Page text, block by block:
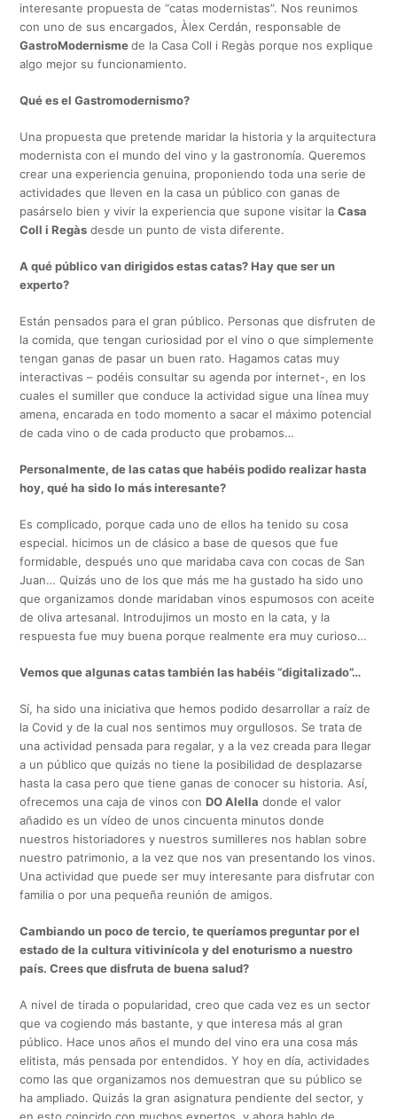
interesante propuesta de “catas modernistas”. Nos reunimos
con uno de sus encargados, Àlex Cerdán, responsable de
GastroModernismede la Casa Coll i Regàs porque nos explique
algo mejor su funcionamiento.
Qué es el Gastromodernismo?
Una propuesta que pretende maridar la historia y la arquitectura
modernista con el mundo del vino y la gastronomía. Queremos
crear una experiencia genuina, proponiendo toda una serie de
actividades que lleven en la casa un público con ganas de
pasárselo bien y vivir la experiencia que supone visitar laCasa
Coll i Regàs desde un punto de vista diferente.
A qué público van dirigidos estas catas? Hay que ser un
experto?
Están pensados para el gran público. Personas que disfruten de
la comida, que tengan curiosidad por el vino o que simplemente
tengan ganas de pasar un buen rato. Hagamos catas muy
interactivas – podéis consultar su agenda por internet-, en los
cuales el sumiller que conduce la actividad sigue una línea muy
amena, encarada en todo momento a sacar el máximo potencial
de cada vino o de cada producto que probamos…
Personalmente, de las catas que habéis podido realizar hasta
hoy, qué ha sido lo más interesante?
Es complicado, porque cada uno de ellos ha tenido su cosa
especial. hicimos un de clásico a base de quesos que fue
formidable, después uno que maridaba cava con cocas de San
Juan… Quizás uno de los que más me ha gustado ha sido uno
que organizamos donde maridaban vinos espumosos con aceite
de oliva artesanal. Introdujimos un mosto en la cata, y la
respuesta fue muy buena porque realmente era muy curioso…
Vemos que algunas catas también las habéis “digitalizado”…
Sí, ha sido una iniciativa que hemos podido desarrollar a raíz de
la Covid y de la cual nos sentimos muy orgullosos. Se trata de
una actividad pensada para regalar, y a la vez creada para llegar
a un público que quizás no tiene la posibilidad de desplazarse
hasta la casa pero que tiene ganas de conocer su historia. Así,
ofrecemos una caja de vinos conDO Alella donde el valor
añadido es un vídeo de unos cincuenta minutos donde
nuestros historiadores y nuestros sumilleres nos hablan sobre
nuestro patrimonio, a la vez que nos van presentando los vinos.
Una actividad que puede ser muy interesante para disfrutar con
familia o por una pequeña reunión de amigos.
Cambiando un poco de tercio, te queríamos preguntar por el
estado de la cultura vitivinícola y del enoturismo a nuestro
país. Crees que disfruta de buena salud?
A nivel de tirada o popularidad, creo que cada vez es un sector
que va cogiendo más bastante, y que interesa más al gran
público. Hace unos años el mundo del vino era una cosa más
elitista, más pensada por entendidos. Y hoy en día, actividades
como las que organizamos nos demuestran que su público se
ha ampliado. Quizás la gran asignatura pendiente del sector, y